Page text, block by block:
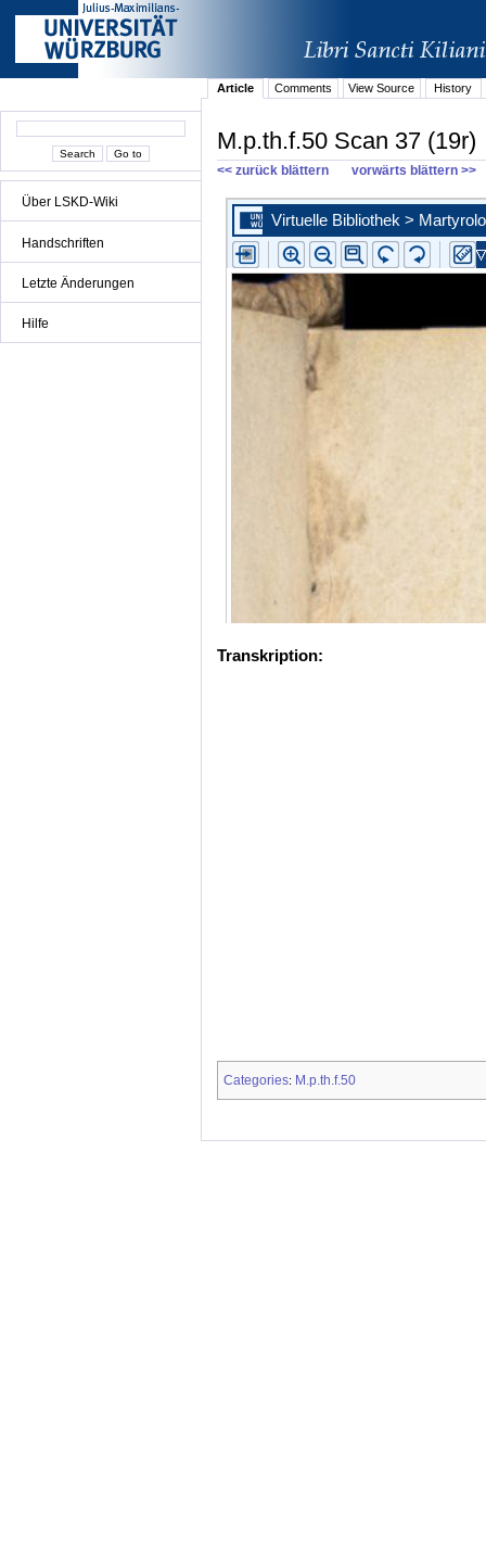
Über LSKD-Wiki
Handschriften
Letzte Änderungen
Hilfe
Article Comments View Source History
M.p.th.f.50 Scan 37 (19r)
<< zurück blättern vorwärts blättern >>
Transkription:
Categories: M.p.th.f.50